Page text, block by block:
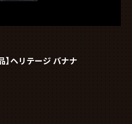
】ヘリテージ バナナ